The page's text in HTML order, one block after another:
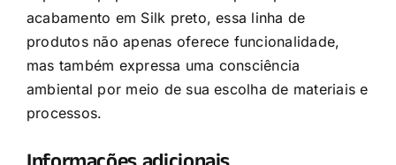
acabamento em Silk preto, essa linha de
produtos não apenas oferece funcionalidade,
mas também expressa uma consciência
ambiental por meio de sua escolha de materiais e
processos.